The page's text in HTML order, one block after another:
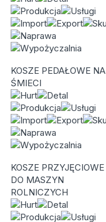
KOSZE PEDAŁOWE NA
ŚMIECI
KOSZE PRZYJĘCIOWE
DO MASZYN
ROLNICZYCH